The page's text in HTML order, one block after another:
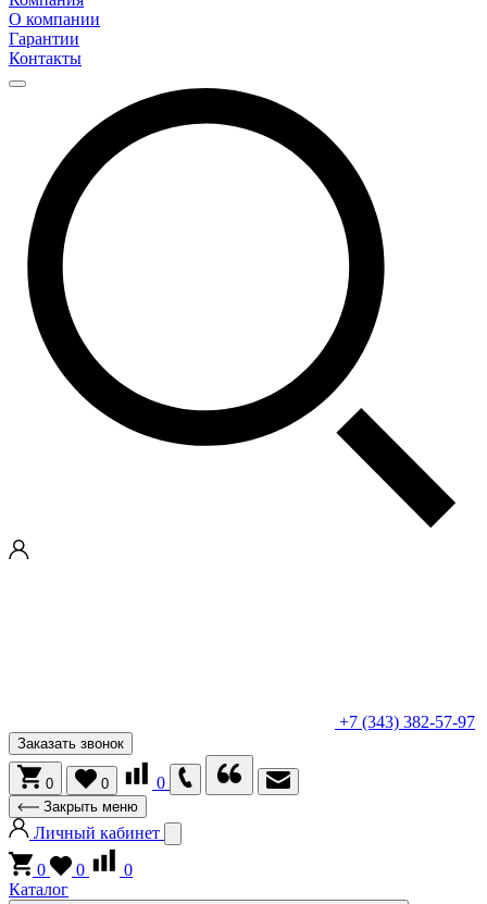
О компании
Гарантии
Контакты
+7 (343) 382-57-97
Заказать звонок
0 0 0
Закрыть меню
Личный кабинет
0
0
0
Каталог